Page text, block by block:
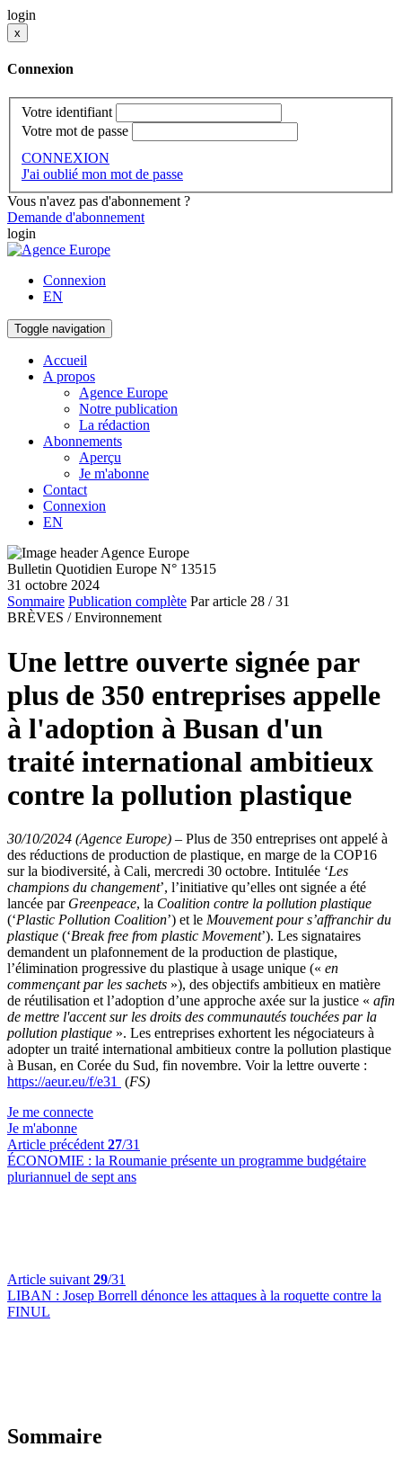
login
x
Connexion
Votre identifiant
Votre mot de passe
CONNEXION
J'ai oublié mon mot de passe
Vous n'avez pas d'abonnement ?
Demande d'abonnement
login
Connexion
EN
Toggle navigation
Accueil
A propos
Agence Europe
Notre publication
La rédaction
Abonnements
Aperçu
Je m'abonne
Contact
Connexion
EN
Bulletin Quotidien Europe N° 13515
31 octobre 2024
Sommaire Publication complète Par article 28 / 31
BRÈVES / Environnement
Une lettre ouverte signée par
plus de 350 entreprises appelle
à l'adoption à Busan d'un
traité international ambitieux
contre la pollution plastique
30/10/2024 (Agence Europe) – Plus de 350 entreprises ont appelé à
des réductions de production de plastique, en marge de la COP16
sur la biodiversité, à Cali, mercredi 30 octobre. Intitulée ‘Les
champions du changement’, l’initiative qu’elles ont signée a été
lancée par Greenpeace, la Coalition contre la pollution plastique
(‘Plastic Pollution Coalition’) et le Mouvement pour s’affranchir du
plastique (‘Break free from plastic Movement’). Les signataires
demandent un plafonnement de la production de plastique,
l’élimination progressive du plastique à usage unique (« en
commençant par les sachets »), des objectifs ambitieux en matière
de réutilisation et l’adoption d’une approche axée sur la justice « afin
de mettre l'accent sur les droits des communautés touchées par la
pollution plastique ». Les entreprises exhortent les négociateurs à
adopter un traité international ambitieux contre la pollution plastique
à Busan, en Corée du Sud, fin novembre. Voir la lettre ouverte :
https://aeur.eu/f/e31
(FS)
Je me connecte
Je m'abonne
Article précédent 27/31
ÉCONOMIE : la Roumanie présente un programme budgétaire
pluriannuel de sept ans
Article suivant 29/31
LIBAN : Josep Borrell dénonce les attaques à la roquette contre la
FINUL
Sommaire